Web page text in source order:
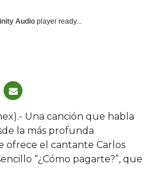
Audio player ready...
Una canción que habla
la más profunda
ofrece el cantante Carlos
“¿Cómo pagarte?”, que